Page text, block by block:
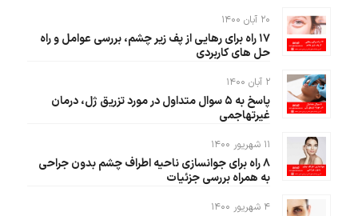
۲۰ آبان ۱۴۰۰
۱۷ راه برای رهایی از پف زیر چشم، بررسی عوامل و راه
حل های کاربردی
۲ آبان ۱۴۰۰
پاسخ به ۵ سوال متداول در مورد تزریق ژل، درمان
غیرتهاجمی
۱۱ شهریور ۱۴۰۰
۸ راه برای جوانسازی ناحیه اطراف چشم بدون جراحی
به همراه بررسی جزئیات
۴ شهریور ۱۴۰۰